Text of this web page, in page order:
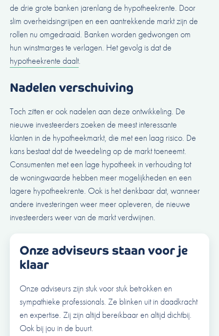
de drie grote banken jarenlang de hypotheekrente. Door
slim overheidsingrijpen en een aantrekkende markt zijn de
rollen nu omgedraaid. Banken worden gedwongen om
hun winstmarges te verlagen. Het gevolg is dat de
hypotheekrente daalt.
Nadelen verschuiving
Toch zitten er ook nadelen aan deze ontwikkeling. De
nieuwe investeerders zoeken de meest interessante
klanten in de hypotheekmarkt, die met een laag risico. De
kans bestaat dat de tweedeling op de markt toeneemt.
Consumenten met een lage hypotheek in verhouding tot
de woningwaarde hebben meer mogelijkheden en een
lagere hypotheekrente. Ook is het denkbaar dat, wanneer
andere investeringen weer meer opleveren, de nieuwe
investeerders weer van de markt verdwijnen.
Onze adviseurs staan voor je
klaar
Onze adviseurs zijn stuk voor stuk betrokken en
sympathieke professionals. Ze blinken uit in daadkracht
en expertise. Zij zijn altijd bereikbaar en altijd dichtbij.
Ook bij jou in de buurt.